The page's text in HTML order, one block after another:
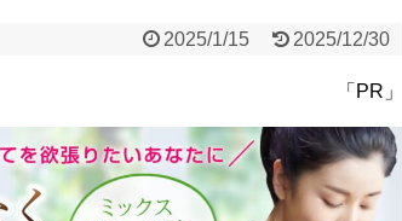
2025/1/15 2025/12/30
「PR」